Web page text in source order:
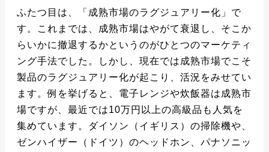
ふたつ目は、「成熟市場のラグジュアリー化」で
す。これまでは、成熟市場はやがて衰退し、そこか
らいかに撤退するかというのがひとつのマーケティ
ング手法でした。しかし、現在では成熟市場でこそ
製品のラグジュアリー化が起こり、活況をみせてい
ます。例を挙げると、電子レンジや炊飯器は成熟市
場ですが、最近では10万円以上の高級品も人気を
集めています。ダイソン（イギリス）の掃除機や、
ゼンハイザー（ドイツ）のヘッドホン、パナソニッ